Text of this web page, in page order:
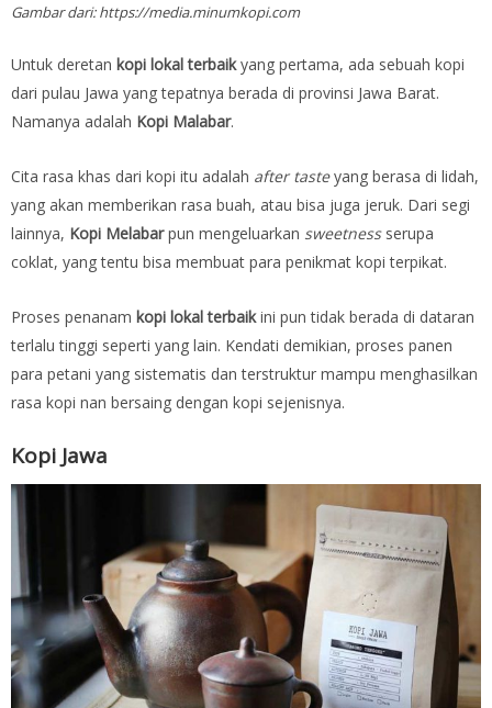
Gambar dari: https://media.minumkopi.com
Untuk deretan kopi lokal terbaikyang pertama, ada sebuah kopi
dari pulau Jawa yang tepatnya berada di provinsi Jawa Barat.
Namanya adalah Kopi Malabar.
Cita rasa khas dari kopi itu adalah after tasteyang berasa di lidah,
yang akan memberikan rasa buah, atau bisa juga jeruk. Dari segi
lainnya, Kopi Melabarpun mengeluarkan sweetnessserupa
coklat, yang tentu bisa membuat para penikmat kopi terpikat.
Proses penanam kopi lokal terbaikini pun tidak berada di dataran
terlalu tinggi seperti yang lain. Kendati demikian, proses panen
para petani yang sistematis dan terstruktur mampu menghasilkan
rasa kopi nan bersaing dengan kopi sejenisnya.
Kopi Jawa